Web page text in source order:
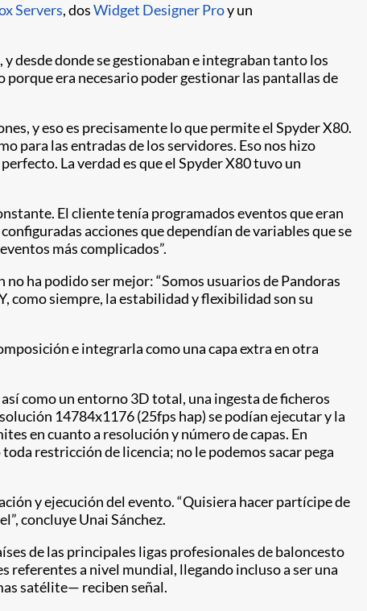
Servers, dosWidget Designer Proy un
desde donde se gestionaban e integraban tanto los
porque era necesario poder gestionar las pantallas de
y eso es precisamente lo que permite el Spyder X80.
para las entradas de los servidores. Eso nos hizo
La verdad es que el Spyder X80 tuvo un
El cliente tenía programados eventos que eran
acciones que dependían de variables que se
más complicados”.
ha podido ser mejor: “Somos usuarios de Pandoras
como siempre, la estabilidad y flexibilidad son su
e integrarla como una capa extra en otra
como un entorno 3D total, una ingesta de ficheros
14784x1176 (25fps hap) se podían ejecutar y la
en cuanto a resolución y número de capas. En
restricción de licencia; no le podemos sacar pega
y ejecución del evento. “Quisiera hacer partícipe de
concluye Unai Sánchez.
de las principales ligas profesionales de baloncesto
referentes a nivel mundial, llegando incluso a ser una
satélite— reciben señal.